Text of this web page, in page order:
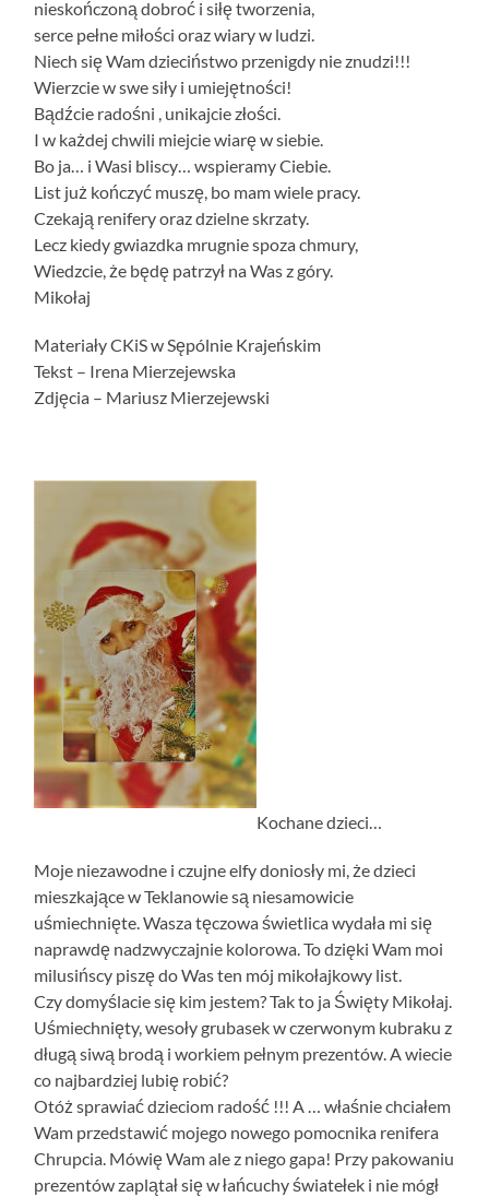
nieskończoną dobroć i siłę tworzenia,
serce pełne miłości oraz wiary w ludzi.
Niech się Wam dzieciństwo przenigdy nie znudzi!!!
Wierzcie w swe siły i umiejętności!
Bądźcie radośni , unikajcie złości.
I w każdej chwili miejcie wiarę w siebie.
Bo ja… i Wasi bliscy… wspieramy Ciebie.
List już kończyć muszę, bo mam wiele pracy.
Czekają renifery oraz dzielne skrzaty.
Lecz kiedy gwiazdka mrugnie spoza chmury,
Wiedzcie, że będę patrzył na Was z góry.
Mikołaj
Materiały CKiS w Sępólnie Krajeńskim
Tekst – Irena Mierzejewska
Zdjęcia – Mariusz Mierzejewski
Kochane dzieci…
Moje niezawodne i czujne elfy doniosły mi, że dzieci
mieszkające w Teklanowie są niesamowicie
uśmiechnięte. Wasza tęczowa świetlica wydała mi się
naprawdę nadzwyczajnie kolorowa. To dzięki Wam moi
milusińscy piszę do Was ten mój mikołajkowy list.
Czy domyślacie się kim jestem? Tak to ja Święty Mikołaj.
Uśmiechnięty, wesoły grubasek w czerwonym kubraku z
długą siwą brodą i workiem pełnym prezentów. A wiecie
co najbardziej lubię robić?
Otóż sprawiać dzieciom radość !!! A … właśnie chciałem
Wam przedstawić mojego nowego pomocnika renifera
Chrupcia. Mówię Wam ale z niego gapa! Przy pakowaniu
prezentów zaplątał się w łańcuchy światełek i nie mógł